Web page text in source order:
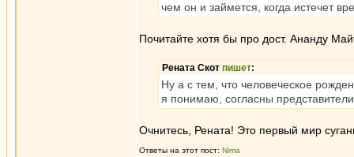
чем он и займется, когда истечет
Почитайте хотя бы про дост. Ананду
Рената Скот пишет:
Ну а с тем, что человеческое
я понимаю, согласны
Очнитесь, Рената! Это первый мир
Ответы на этот пост: Nima